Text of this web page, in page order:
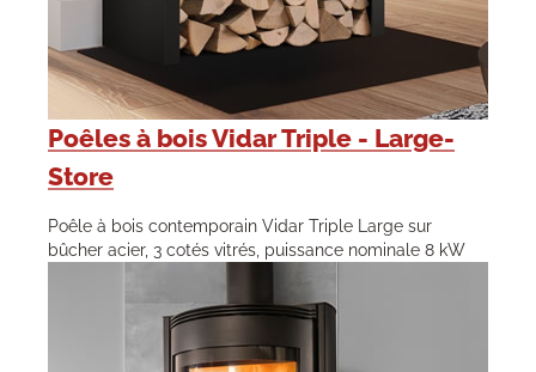
Poêles à bois Vidar Triple - Large-
Store
Poêle à bois contemporain Vidar Triple Large sur
bûcher acier, 3 cotés vitrés, puissance nominale 8 kW